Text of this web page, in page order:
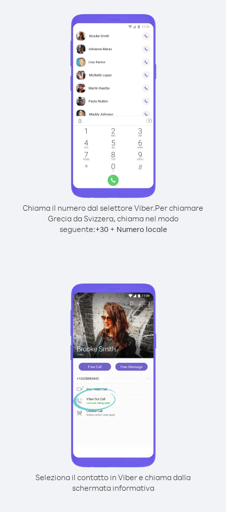
Chiama il numero dal selettore Viber.Per chiamare
Grecia da Svizzera, chiama nel modo
seguente:+30+ Numero locale
Seleziona il contatto in Viber e chiama dalla
schermata informativa